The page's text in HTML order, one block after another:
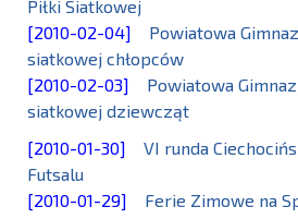
Piłki Siatkowej
[2010-02-04] Powiatowa
siatkowej chłopców
[2010-02-03] Powiatowa
siatkowej dziewcząt
[2010-01-30] VI runda
Futsalu
[2010-01-29] Ferie Zimowe na